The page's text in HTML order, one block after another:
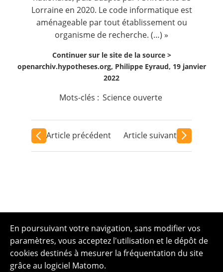
Lorraineen 2020. Le code informatique est
aménageable par tout établissement ou
organisme de recherche. (…) »
Continuer sur le site de la source >
openarchiv.hypotheses.org, Philippe Eyraud, 19 janvier
2022
Mots-clés : Science ouverte
Article précédent Article suivant
En poursuivant votre navigation, sans modifier vos
paramètres, vous acceptez l'utilisation et le dépôt de
cookies destinés à mesurer la fréquentation du site
grâce au logiciel Matomo.